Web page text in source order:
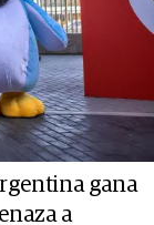
gana
a